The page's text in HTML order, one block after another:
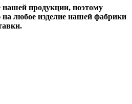
продукции, поэтому
любое изделие нашей фабрики